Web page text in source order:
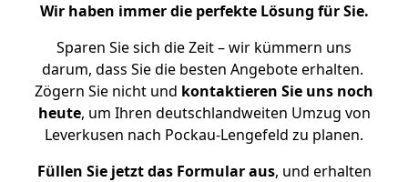
Wir haben immer die perfekte Lösung für Sie.
Sparen Sie sich die Zeit – wir kümmern uns
darum, dass Sie die besten Angebote erhalten.
Zögern Sie nicht und kontaktieren Sie uns noch
heute, um Ihren deutschlandweiten Umzug von
Leverkusen nach Pockau-Lengefeld zu planen.
Füllen Sie jetzt das Formular aus, und erhalten